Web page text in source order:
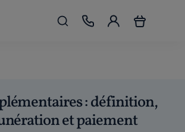
: définition,
et paiement